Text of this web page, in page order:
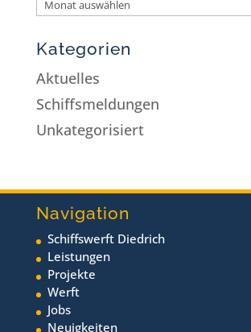
Kategorien
Aktuelles
Schiffsmeldungen
Unkategorisiert
Navigation
Schiffswerft Diedrich
Leistungen
Projekte
Werft
Jobs
Neuigkeiten